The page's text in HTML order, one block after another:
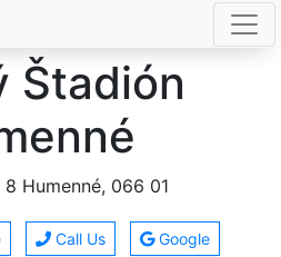
Štadión
Humenné, 066 01
Call Us Google